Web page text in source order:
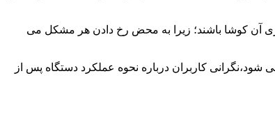
آن کوشا باشند؛ زیرا به محض رخ دادن هر مشکل می
شود،نگرانی کاربران درباره نحوه عملکرد دستگاه پس از